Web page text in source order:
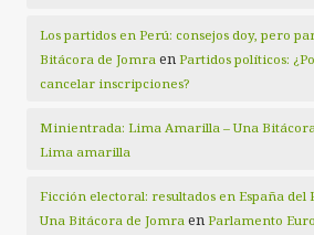
Los partidos en Perú: consejos doy, pero
Bitácora de Jomra en Partidos políticos:
cancelar inscripciones?
Minientrada: Lima Amarilla – Una
Lima amarilla
Ficción electoral: resultados en España del
Una Bitácora de Jomra en Parlamento